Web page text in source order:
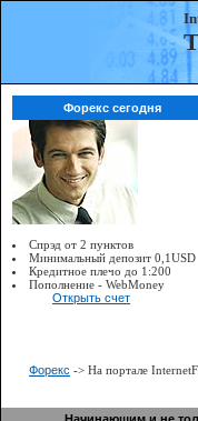
Форекс сегодня
Спрэд от 2 пунктов
Минимальный депозит 0,1USD
Кредитное плечо до 1:200
Пополнение - WebMoney
Открыть счет
Форекс -> На портале